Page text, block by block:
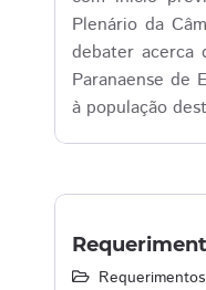
Plenário da
debater acerca
Paranaense de
à população
Requerimentos